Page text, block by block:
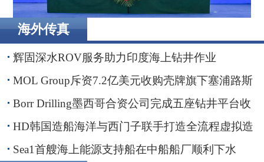
辽港集团携手国铁沈阳局，落地多项重点合作项目
海外传真
辉固深水ROV服务助力印度海上钻井作业
MOL Group斥资7.2亿美元收购壳牌旗下塞浦路斯
子公司
Borr Drilling墨西哥合资公司完成五座钻井平台收
购，交易额2.87亿美元
HD韩国造船海洋与西门子联手打造全流程虚拟造
船平台
Sea1首艘海上能源支持船在中船船厂顺利下水